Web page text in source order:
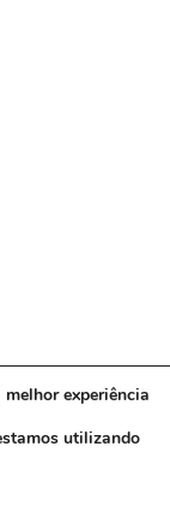
|
experiência
utilizando